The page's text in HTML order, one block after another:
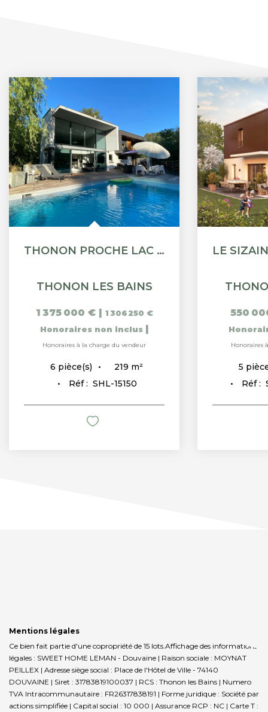
THONON PROCHE LAC - SUPERBE PROPRIÉTÉ AVEC PISCINE
THONON LES BAINS
1 375 000 € | 1 306 250 €
Honoraires non inclus |
Honoraires à la charge du vendeur
6 pièce(s) 219 m²
Réf : SHL-15150
550
Honoraires
5
Réf :
Mentions légales
Ce bien fait partie d'une copropriété de 15 lots.Affichage des informations
légales : SWEET HOME LEMAN - Douvaine | Raison sociale : MOYNAT
PEILLEX | Adresse siège social : Place de l'Hôtel de Ville - 74140
DOUVAINE | Siret : 31783819100037 | RCS : Thonon les Bains | Numero
TVA Intracommunautaire : FR26317838191 | Forme juridique : Société par
actions simplifiée | Capital social : 10 000 | Assurance RCP : NC | Carte T :